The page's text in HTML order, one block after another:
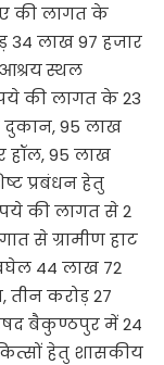
की लागत के
34 लाख 97 हजार
स्थल
की लागत के 23
दुकान, 95 लाख
हॉल, 95 लाख
प्रबंधन हेतु
की लागत से 2
से ग्रामीण हाट
44 लाख 72
तीन करोड़ 27
बैकुण्ठपुर में 24
हेतु शासकीय